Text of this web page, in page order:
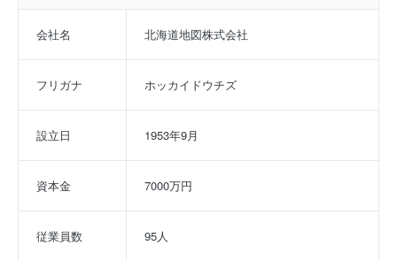
会社名 北海道地図株式会社
フリガナ ホッカイドウチズ
設立日 1953年9月
資本金 7000万円
従業員数 95人